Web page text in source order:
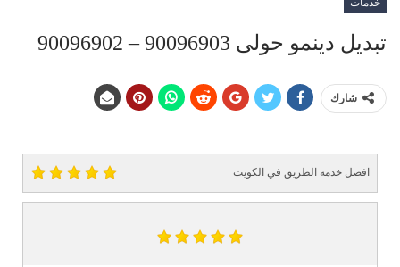
تبديل دينمو حولى 90096903 – 90096902
شارك
افضل خدمة الطريق في الكويت